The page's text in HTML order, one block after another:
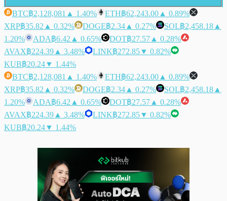
BTC฿2,128,081 ▲ 1.40% ETH฿62,243.00 ▲ 0.89%
XRP฿35.82 ▲ 0.32% DOGE฿2.34 ▲ 0.27% SOL฿2,458.18 ▲
1.20%
ADA฿6.42 ▲ 0.65% DOT฿27.57 ▲ 0.28%
AVAX฿224.39 ▲ 3.48% LINK฿272.85▼ 0.82%
KUB฿20.24▼ 1.44%
BTC฿2,128,081 ▲ 1.40% ETH฿62,243.00 ▲ 0.89%
XRP฿35.82 ▲ 0.32% DOGE฿2.34 ▲ 0.27% SOL฿2,458.18 ▲
1.20%
ADA฿6.42 ▲ 0.65% DOT฿27.57 ▲ 0.28%
AVAX฿224.39 ▲ 3.48% LINK฿272.85▼ 0.82%
KUB฿20.24▼ 1.44%